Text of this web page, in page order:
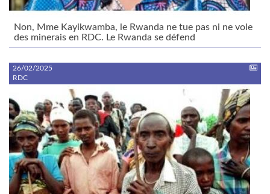
Non, Mme Kayikwamba, le Rwanda ne tue pas ni ne vole
des minerais en RDC. Le Rwanda se défend
26/02/2025
RDC